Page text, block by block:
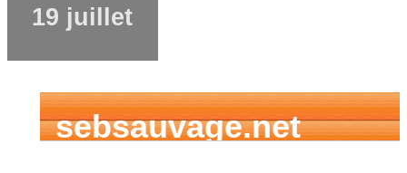
19 juillet
sebsauvage.net